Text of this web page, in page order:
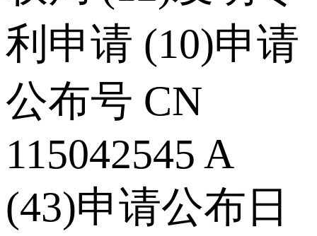
利申请 (10)申请
公布号 CN
115042545 A
(43)申请公布日